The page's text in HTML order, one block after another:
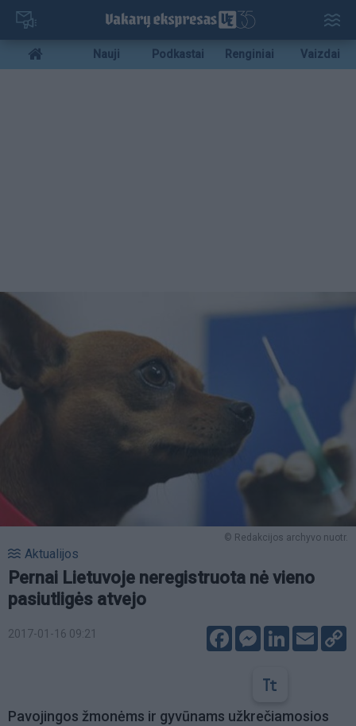
Pereiti
pagrindinį
turinį
Mobile
menu
Nauji Podkastai Renginiai Vaizdai
© Redakcijos archyvo nuotr.
Aktualijos
Pernai Lietuvoje neregistruota nė vieno
pasiutligės atvejo
2017-01-16 09:21 FacebookMessenger
LinkedIn
Email
Pavojingos žmonėms ir gyvūnams užkrečiamosios